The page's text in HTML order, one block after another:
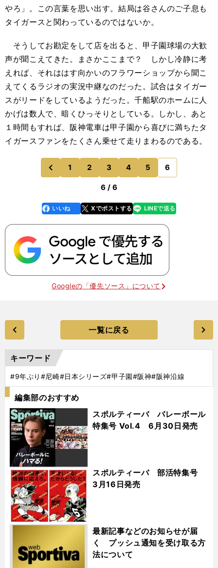
やろ」。この言葉を思い出す。結局は谷さんのご子息も
タイガースと関わっているのではないか。
そうしてお勘定をして店を出ると、甲子園球場の大歓
声が聞こえてきた。まさかここまで？ しかし冷静に考
えれば、それははす向かいのフラワーショップから聞こ
えてくるラジオの実況中継なのだった。試合はタイガー
スがリードをしているようだった。千船駅のホームに人
かげは数人で、暗くひっそりとしている。しかし、あと
１時間もすれば、阪神電車は甲子園から喜びに満ちたタ
イガースファンをたくさん乗せて走りまわるのである。
前
のページへ
1 2 3 4 5 6
6 / 6
faceboo
k
いいね Xでポストする
line LINEで送る
Googleの「優先ソース」について
一覧に戻る
キーワード
#9年ぶり #尼崎#日本シリーズ#甲子園#阪神#阪神沿線
編集部のおすすめ
スポルティーバ バレーボール
特集号 Vol.4 6月30日発売
スポルティーバ 部活特集号
3月16日発売
最新記事などのお知らせが届
く プッシュ通知を受け取る方
法について